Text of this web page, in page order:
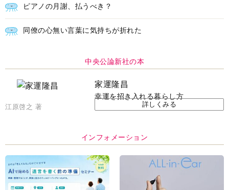
ピアノの月謝、払うべき？
同僚の心無い言葉に気持ちが折れた
中央公論新社の本
家運隆昌
幸運を招き入れる暮らし方
江原啓之 著 詳しくみる
インフォメーション